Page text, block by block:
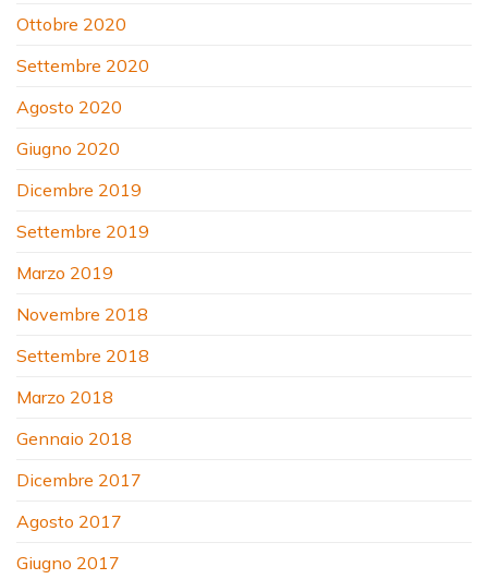
Ottobre 2020
Settembre 2020
Agosto 2020
Giugno 2020
Dicembre 2019
Settembre 2019
Marzo 2019
Novembre 2018
Settembre 2018
Marzo 2018
Gennaio 2018
Dicembre 2017
Agosto 2017
Giugno 2017